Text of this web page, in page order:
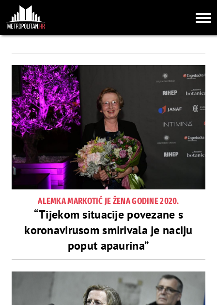
ALEMKA MARKOTIĆ JE ŽENA GODINE 2020.
“Tijekom situacije povezane s
koronavirusom smirivala je naciju
poput apaurina”